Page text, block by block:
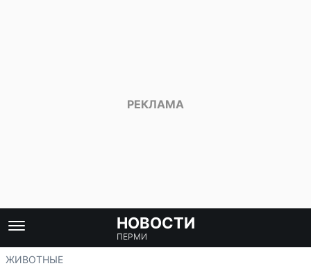
НОВОСТИ
ПЕРМИ
ЖИВОТНЫЕ